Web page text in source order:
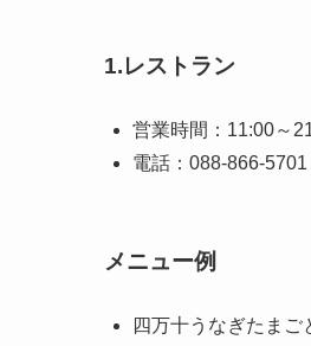
1.レストラン
営業時間：11:00～
電話：088-866-5701
メニュー例
四万十うなぎたまご